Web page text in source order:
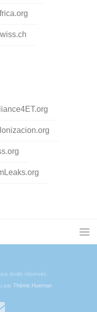
droits réservés.
parThème Hueman